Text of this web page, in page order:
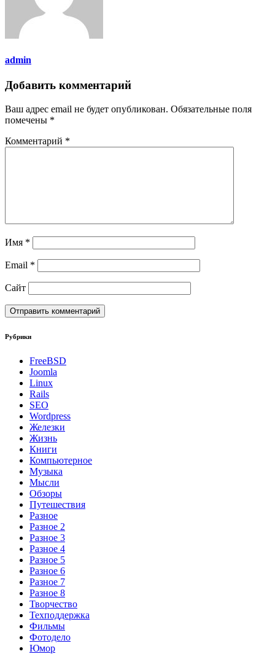
admin
Добавить комментарий
Ваш адрес email не будет опубликован. Обязательные поля
помечены *
Комментарий *
Имя *
Email *
Сайт
Рубрики
FreeBSD
Joomla
Linux
Rails
SEO
Wordpress
Железки
Жизнь
Книги
Компьютерное
Музыка
Мысли
Обзоры
Путешествия
Разное
Разное 2
Разное 3
Разное 4
Разное 5
Разное 6
Разное 7
Разное 8
Творчество
Техподдержка
Фильмы
Фотодело
Юмор